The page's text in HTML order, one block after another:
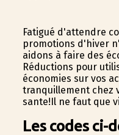
Fatigué d'attendre
promotions d'hiver
aidons à faire des
Réductions pour
économies sur vos
tranquillement chez
sante!Il ne faut que
Les codes ci-